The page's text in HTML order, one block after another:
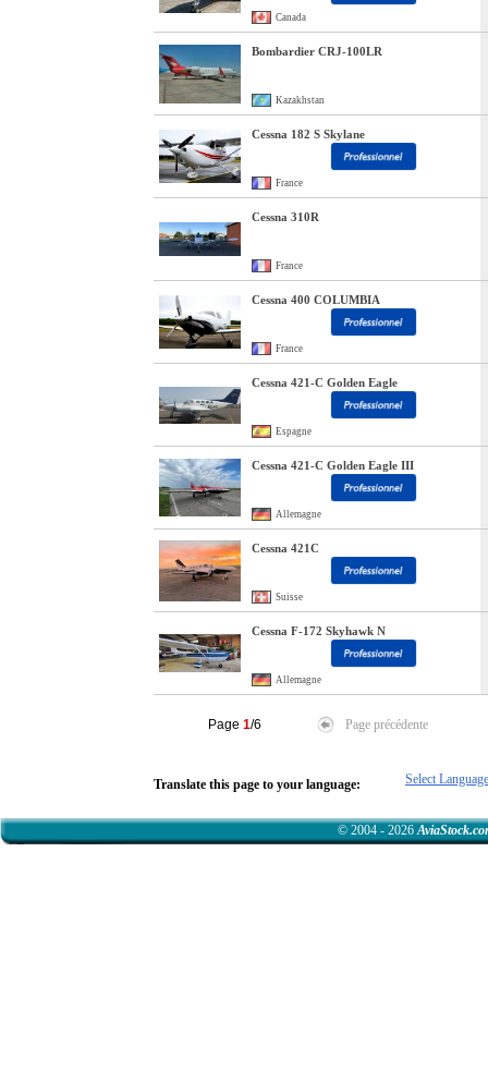
Canada
Bombardier CRJ-100LR
Kazakhstan
Cessna 182 S Skylane
France
Cessna 310R
France
Cessna 400 COLUMBIA
France
Cessna 421-C Golden Eagle
Espagne
Cessna 421-C Golden Eagle III
Allemagne
Cessna 421C
Suisse
Cessna F-172 Skyhawk N
Allemagne
Page 1/6 Page précédente
Translate this page to your language: Select Language
© 2004 - 2026